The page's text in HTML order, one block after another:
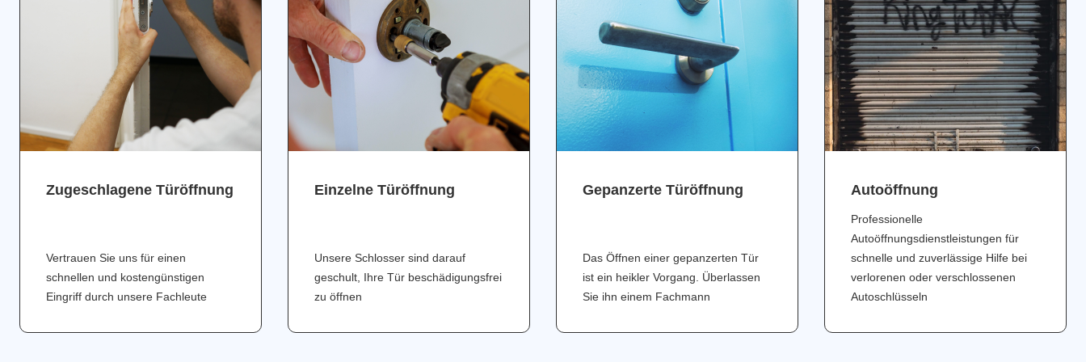
Zugeschlagene Türöffnung
Vertrauen Sie uns für einen
schnellen und kostengünstigen
Eingriff durch unsere Fachleute
Einzelne Türöffnung
Unsere Schlosser sind darauf
geschult, Ihre Tür beschädigungsfrei
zu öffnen
Gepanzerte Türöffnung
Das Öffnen einer gepanzerten Tür
ist ein heikler Vorgang. Überlassen
Sie ihn einem Fachmann
Аutoöffnung
Professionelle
Autoöffnungsdienstleistungen für
schnelle und zuverlässige Hilfe bei
verlorenen oder verschlossenen
Autoschlüsseln